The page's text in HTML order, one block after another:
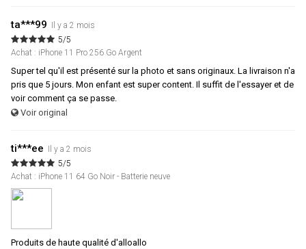
ta***99
Il y a 2 mois
5/5
Achat : iPhone 11 Pro 256 Go Argent
Super tel qu'il est présenté sur la photo et sans originaux. La livraison n'a
pris que 5 jours. Mon enfant est super content. Il suffit de l'essayer et de
voir comment ça se passe.
Voir original
ti***ee
Il y a 2 mois
5/5
Achat : iPhone 11 64 Go Noir - Batterie neuve
Produits de haute qualité d'alloallo